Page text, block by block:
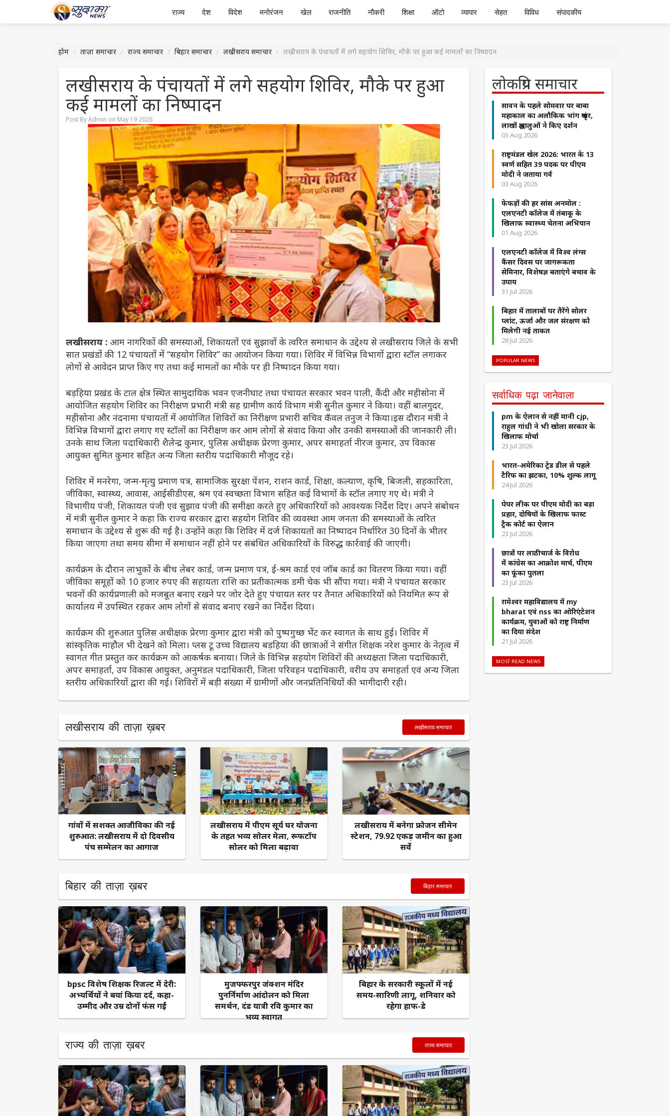
राज्य देश विदेश मनोरंजन खेल राजनीति नौकरी शिक्षा ऑटो व्यापार सेहत विविध संपादकीय
होम ताज़ा समाचार राज्य समाचार बिहार समाचार लखीसराय समाचार लखीसराय के पंचायतों में लगे सहयोग शिविर, मौके पर हुआ कई मामलों का निष्पादन
लखीसराय के पंचायतों में लगे सहयोग शिविर, मौके पर हुआ
कई मामलों का निष्पादन
Post By Admin on May 19 2026
लखीसराय : आम नागरिकों की समस्याओं, शिकायतों एवं सुझावों के त्वरित समाधान के उद्देश्य से लखीसराय जिले के सभी
सात प्रखंडों की 12 पंचायतों में “सहयोग शिविर” का आयोजन किया गया। शिविर में विभिन्न विभागों द्वारा स्टॉल लगाकर
लोगों से आवेदन प्राप्त किए गए तथा कई मामलों का मौके पर ही निष्पादन किया गया।
बड़हिया प्रखंड के टाल क्षेत्र स्थित सामुदायिक भवन एजनीघाट तथा पंचायत सरकार भवन पाली, कैंदी और महीसोना में
आयोजित सहयोग शिविर का निरीक्षण प्रभारी मंत्री सह ग्रामीण कार्य विभाग मंत्री सुनील कुमार ने किया। वहीं बालगुदर,
महीसोना और नंदनामा पंचायतों में आयोजित शिविरों का निरीक्षण प्रभारी सचिव कँवल तनुज ने किया।इस दौरान मंत्री ने
विभिन्न विभागों द्वारा लगाए गए स्टॉलों का निरीक्षण कर आम लोगों से संवाद किया और उनकी समस्याओं की जानकारी ली।
उनके साथ जिला पदाधिकारी शैलेन्द्र कुमार, पुलिस अधीक्षक प्रेरणा कुमार, अपर समाहर्ता नीरज कुमार, उप विकास
आयुक्त सुमित कुमार सहित अन्य जिला स्तरीय पदाधिकारी मौजूद रहे।
शिविर में मनरेगा, जन्म-मृत्यु प्रमाण पत्र, सामाजिक सुरक्षा पेंशन, राशन कार्ड, शिक्षा, कल्याण, कृषि, बिजली, सहकारिता,
जीविका, स्वास्थ्य, आवास, आईसीडीएस, श्रम एवं स्वच्छता विभाग सहित कई विभागों के स्टॉल लगाए गए थे। मंत्री ने
विभागीय पंजी, शिकायत पंजी एवं सुझाव पंजी की समीक्षा करते हुए अधिकारियों को आवश्यक निर्देश दिए। अपने संबोधन
में मंत्री सुनील कुमार ने कहा कि राज्य सरकार द्वारा सहयोग शिविर की व्यवस्था आम जनता की समस्याओं के त्वरित
समाधान के उद्देश्य से शुरू की गई है। उन्होंने कहा कि शिविर में दर्ज शिकायतों का निष्पादन निर्धारित 30 दिनों के भीतर
किया जाएगा तथा समय सीमा में समाधान नहीं होने पर संबंधित अधिकारियों के विरुद्ध कार्रवाई की जाएगी।
कार्यक्रम के दौरान लाभुकों के बीच लेबर कार्ड, जन्म प्रमाण पत्र, ई-श्रम कार्ड एवं जॉब कार्ड का वितरण किया गया। वहीं
जीविका समूहों को 10 हजार रुपए की सहायता राशि का प्रतीकात्मक डमी चेक भी सौंपा गया। मंत्री ने पंचायत सरकार
भवनों की कार्यप्रणाली को मजबूत बनाए रखने पर जोर देते हुए पंचायत स्तर पर तैनात अधिकारियों को नियमित रूप से
कार्यालय में उपस्थित रहकर आम लोगों से संवाद बनाए रखने का निर्देश दिया।
कार्यक्रम की शुरुआत पुलिस अधीक्षक प्रेरणा कुमार द्वारा मंत्री को पुष्पगुच्छ भेंट कर स्वागत के साथ हुई। शिविर में
सांस्कृतिक माहौल भी देखने को मिला। प्लस टू उच्च विद्यालय बड़हिया की छात्राओं ने संगीत शिक्षक नरेश कुमार के नेतृत्व में
स्वागत गीत प्रस्तुत कर कार्यक्रम को आकर्षक बनाया। जिले के विभिन्न सहयोग शिविरों की अध्यक्षता जिला पदाधिकारी,
अपर समाहर्ता, उप विकास आयुक्त, अनुमंडल पदाधिकारी, जिला परिवहन पदाधिकारी, वरीय उप समाहर्ता एवं अन्य जिला
स्तरीय अधिकारियों द्वारा की गई। शिविरों में बड़ी संख्या में ग्रामीणों और जनप्रतिनिधियों की भागीदारी रही।
लखीसराय की ताज़ा ख़बर लखीसराय समाचार
​गांवों में सशक्त आजीविका की नई
शुरुआत: लखीसराय में दो दिवसीय
पंच सम्मेलन का आगाज
लखीसराय में पीएम सूर्य घर योजना
के तहत भव्य सोलर मेला, रूफटॉप
सोलर को मिला बढ़ावा
लखीसराय में बनेगा फ्रोजन सीमेन
स्टेशन, 79.92 एकड़ जमीन का हुआ
सर्वे
बिहार की ताज़ा ख़बर बिहार समाचार
bpsc विशेष शिक्षक रिजल्ट में देरी:
अभ्यर्थियों ने बयां किया दर्द, कहा-
उम्मीद और उम्र दोनों फंस गईं
मुजफ्फरपुर जंक्शन मंदिर
पुनर्निर्माण आंदोलन को मिला
समर्थन, दंड यात्री रवि कुमार का
भव्य स्वागत
बिहार के सरकारी स्कूलों में नई
समय-सारिणी लागू, शनिवार को
रहेगा हाफ-डे
राज्य की ताज़ा ख़बर राज्य समाचार
लोकप्रिय समाचार
सावन के पहले सोमवार पर बाबा
महाकाल का अलौकिक भांग श्रृंगार,
लाखों श्रद्धालुओं ने किए दर्शन
03 Aug 2026
राष्ट्रमंडल खेल 2026: भारत के 13
स्वर्ण सहित 39 पदक पर पीएम
मोदी ने जताया गर्व
03 Aug 2026
फेफड़ों की हर सांस अनमोल :
एलएनटी कॉलेज में तंबाकू के
खिलाफ स्वास्थ्य चेतना अभियान
01 Aug 2026
एलएनटी कॉलेज में विश्व लंग्स
कैंसर दिवस पर जागरूकता
सेमिनार, विशेषज्ञ बताएंगे बचाव के
उपाय
31 Jul 2026
बिहार में तालाबों पर तैरेंगे सोलर
प्लांट, ऊर्जा और जल संरक्षण को
मिलेगी नई ताकत
28 Jul 2026
POPULAR NEWS
सर्वाधिक पढ़ा जानेवाला
pm के ऐलान से नहीं मानी cjp,
राहुल गांधी ने भी खोला सरकार के
खिलाफ मोर्चा
23 Jul 2026
भारत-अमेरिका ट्रेड डील से पहले
टैरिफ का झटका, 10% शुल्क लागू
24 Jul 2026
पेपर लीक पर पीएम मोदी का बड़ा
प्रहार, दोषियों के खिलाफ फास्ट
ट्रैक कोर्ट का ऐलान
23 Jul 2026
छात्रों पर लाठीचार्ज के विरोध
में कांग्रेस का आक्रोश मार्च, पीएम
का फूंका पुतला
23 Jul 2026
रामेश्वर महाविद्यालय में my
bharat एवं nss का ओरिएंटेशन
कार्यक्रम, युवाओं को राष्ट्र निर्माण
का दिया संदेश
21 Jul 2026
MOST READ NEWS